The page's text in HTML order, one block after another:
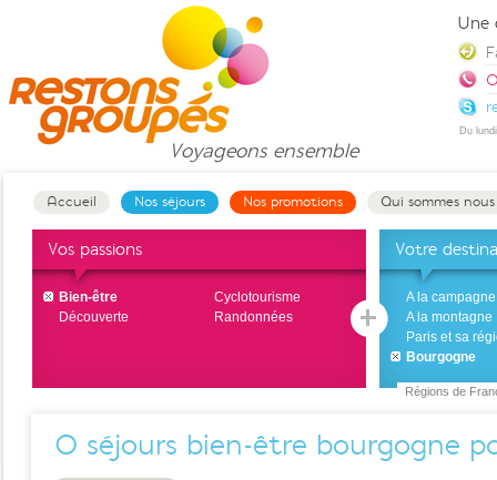
Voyageons ensemble
Accueil Nos séjours Nos promotions Qui sommes
Vos passions
Bien-être
Cyclotourisme
Découverte
Randonnées
Votre
A la campagne
A la montagne
Paris et sa
Bourgogne
Régions de
0 séjours bien-être bourgogne
Une
Du